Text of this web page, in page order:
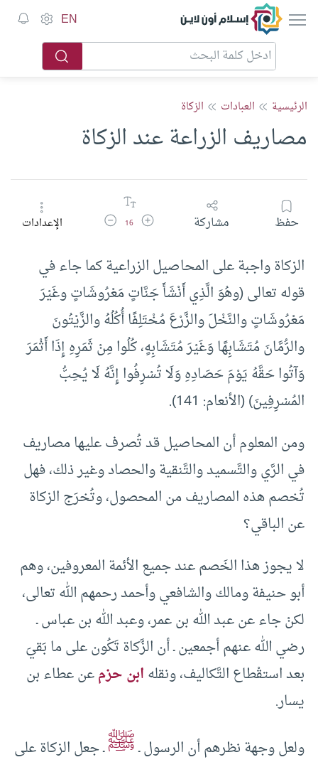
إسلام أون لاين EN
الرئيسية العبادات الزكاة
مصاريف الزراعة عند الزكاة
حفظ مشاركة زيادة حجم الخط
16 تقليل حجم الخطالإعدادات
الزكاة واجبة على المحاصيل الزراعية كما جاء في
قوله تعالى (وهُوَ الَّذِي أَنْشَأَ جَنَّاتٍ مَعْرُوشَاتٍ وغَيْرَ
مَعْرُوشَاتٍ والنَّخْلَ والزَّرْعَ مُخْتَلِفًا أُكُلُهُ والزَّيْتُونَ
والرُّمَّانَ مُتَشَابِهًا وَغَيْرَ مُتَشَابِهٍ، كُلُوا مِنْ ثَمَرِهِ إِذَا أَثْمَرَ
وَآتُوا حَقَّهُ يَوْمَ حَصَادِهِ وَلَا تُسْرِفُوا إِنَّهُ لَا يُحِبُّ
المُسْرِفِينَ) (الأنعام: 141).
ومن المعلوم أن المحاصيل قد تُصرف عليها مصاريف
في الرَّي والتَّسميد والتَّنقية والحصاد وغير ذلك، فهل
تُخصم هذه المصاريف من المحصول، وتُخرَج الزكاة
عن الباقي؟
لا يجوز هذا الخَصم عند جميع الأئمة المعروفين، وهم
أبو حنيفة ومالك والشافعي وأحمد رحمهم الله تعالى،
لكنْ جاء عن عبد الله بن عمر، وعبد الله بن عباس ـ
رضي الله عنهم أجمعين ـ أن الزَّكاة تَكُون على ما بَقيَ
بعد استقْطاع التَّكاليف، ونقلهابن حزمعن عطاء بن
يسار.
ولعل وجهة نظرهم أن الرسول ـﷺـ جعل الزكاة على